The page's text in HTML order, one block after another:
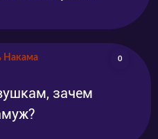
Накама
0
зачем